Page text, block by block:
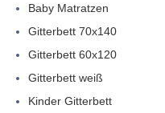
Baby Matratzen
Gitterbett 70x140
Gitterbett 60x120
Gitterbett weiß
Kinder Gitterbett